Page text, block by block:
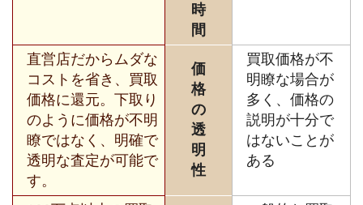
時
間
直営店だからムダな
コストを省き、買取
価格に還元。下取り
のように価格が不明
瞭ではなく、明確で
透明な査定が可能で
す。
価
格
の
透
明
性
買取価格が不
明瞭な場合が
多く、価格の
説明が十分で
はないことが
ある